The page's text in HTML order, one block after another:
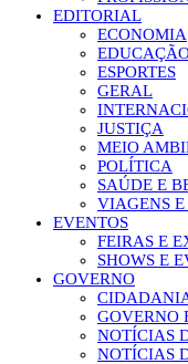
EDITORIAL
ECONOMIA
ESPORTES
GERAL
JUSTIÇA
MEIO
POLÍTICA
SAÚDE E
VIAGENS
EVENTOS
FEIRAS E
SHOWS E
GOVERNO
GOVERNO
NOTÍCIAS
NOTÍCIAS